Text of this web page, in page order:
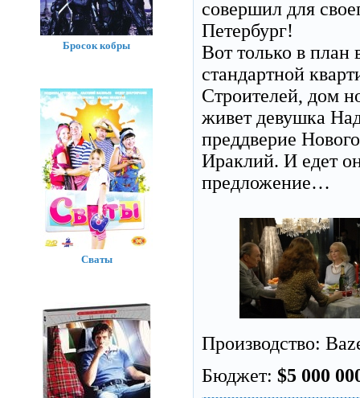
совершил для
Петербург!
Вот только в план
стандартной
Строителей, дом
живет девушка
преддверие
Ираклий. И едет
предложение…
Производство:
Бюджет: $5 000
Бросок кобры
Сваты